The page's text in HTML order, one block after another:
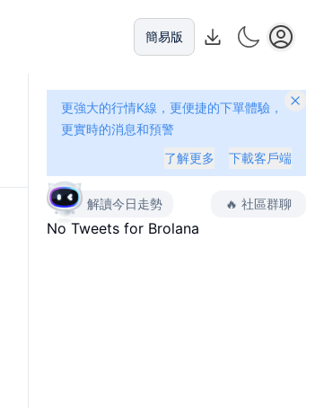
簡易版
更強大的行情K線，更便捷的下單體驗，
更實時的消息和預警
了解更多
下載客戶端
解讀今日走勢 🔥 社區群聊
No Tweets for Brolana